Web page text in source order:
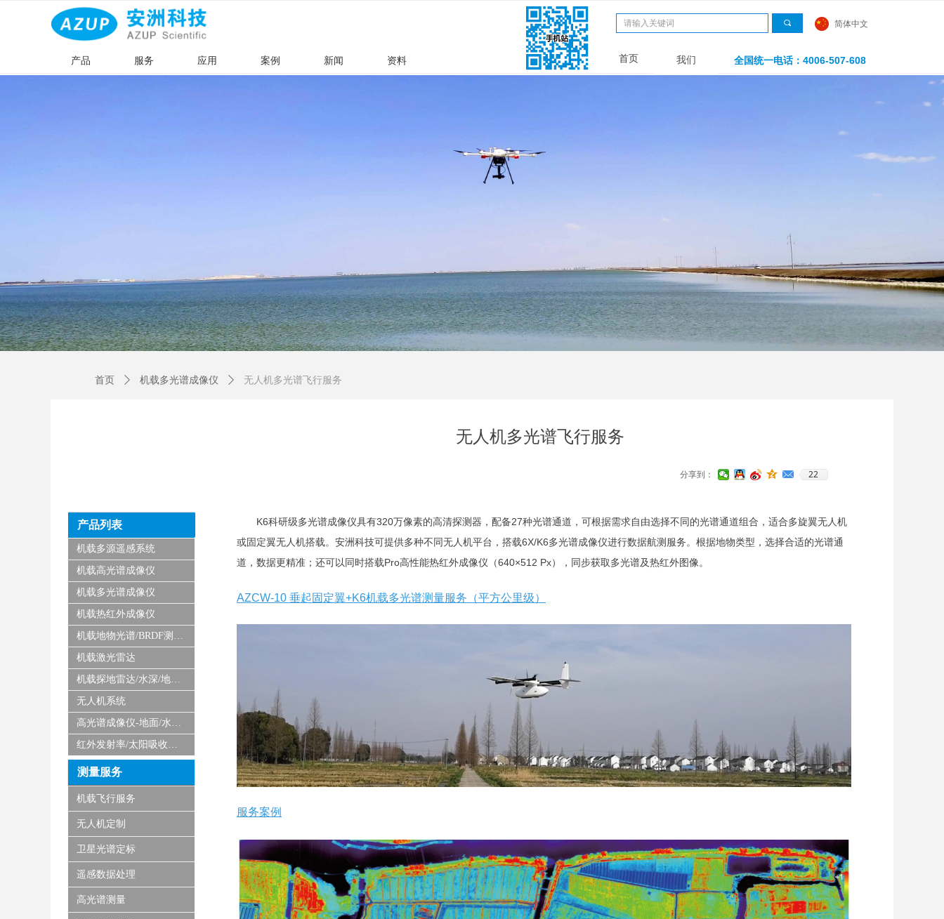
产品 服务 应用 案例 新闻 资料
끠
文章
全国统一电话：4006-507-608
首页 我们
简体中文
无人机多光谱飞行服务
K6科研级多光谱成像仪具有320万像素的高清探测器，配备27种光谱通道，可根据需求自由选择不同的光谱通道组合，适合多旋翼无人机
或固定翼无人机搭载。安洲科技可提供多种不同无人机平台，搭载6X/K6多光谱成像仪进行数据航测服务。根据地物类型，选择合适的光谱通
道，数据更精准；还可以同时搭载Pro高性能热红外成像仪（640×512 Px），同步获取多光谱及热红外图像。
AZCW-10 垂起固定翼+K6机载多光谱测量服务（平方公里级）
服务案例
分享到： 22
机载多源遥感系统
机载高光谱成像仪
机载多光谱成像仪
机载热红外成像仪
机载地物光谱/BRDF测量系统
机载激光雷达
机载探地雷达/水深/地磁/微波/SAR
无人机系统
高光谱成像仪-地面/水下/实验室显微
红外发射率/太阳吸收比测量仪
产品列表
机载飞行服务
无人机定制
卫星光谱定标
遥感数据处理
高光谱测量
测量服务
首页 ꄲ 机载多光谱成像仪 ꄲ 无人机多光谱飞行服务